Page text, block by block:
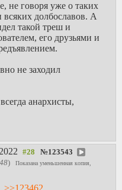
говоря уже о таких
всяких долбославов. А
такой треш и
его друзьями и
не заходил
анархисты,
№123543
)
Показана уменьшенная копия,
>>123462